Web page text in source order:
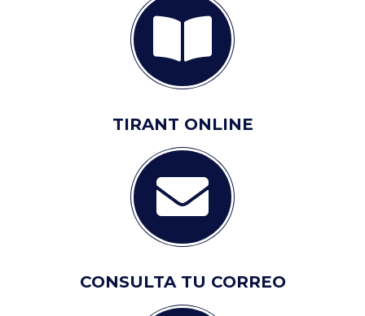
TIRANT ONLINE
CONSULTA TU CORREO